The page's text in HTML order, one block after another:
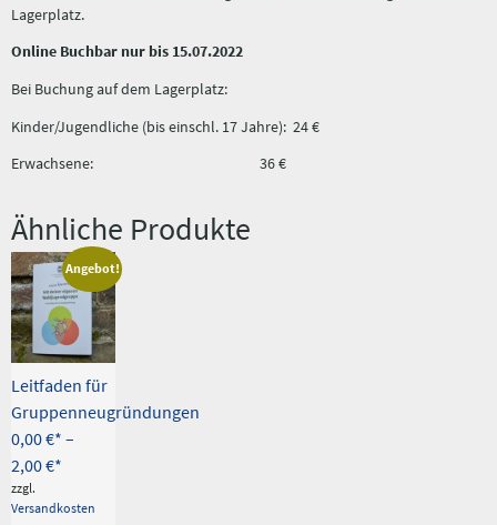
Lagerplatz.
Online Buchbar nur bis 15.07.2022
Bei Buchung auf dem Lagerplatz:
Kinder/Jugendliche (bis einschl. 17 Jahre): 24 €
Erwachsene: 36 €
Ähnliche Produkte
Angebot!
Leitfaden für
Gruppenneugründungen
0,00€ –
2,00€
zzgl.
Versandkosten